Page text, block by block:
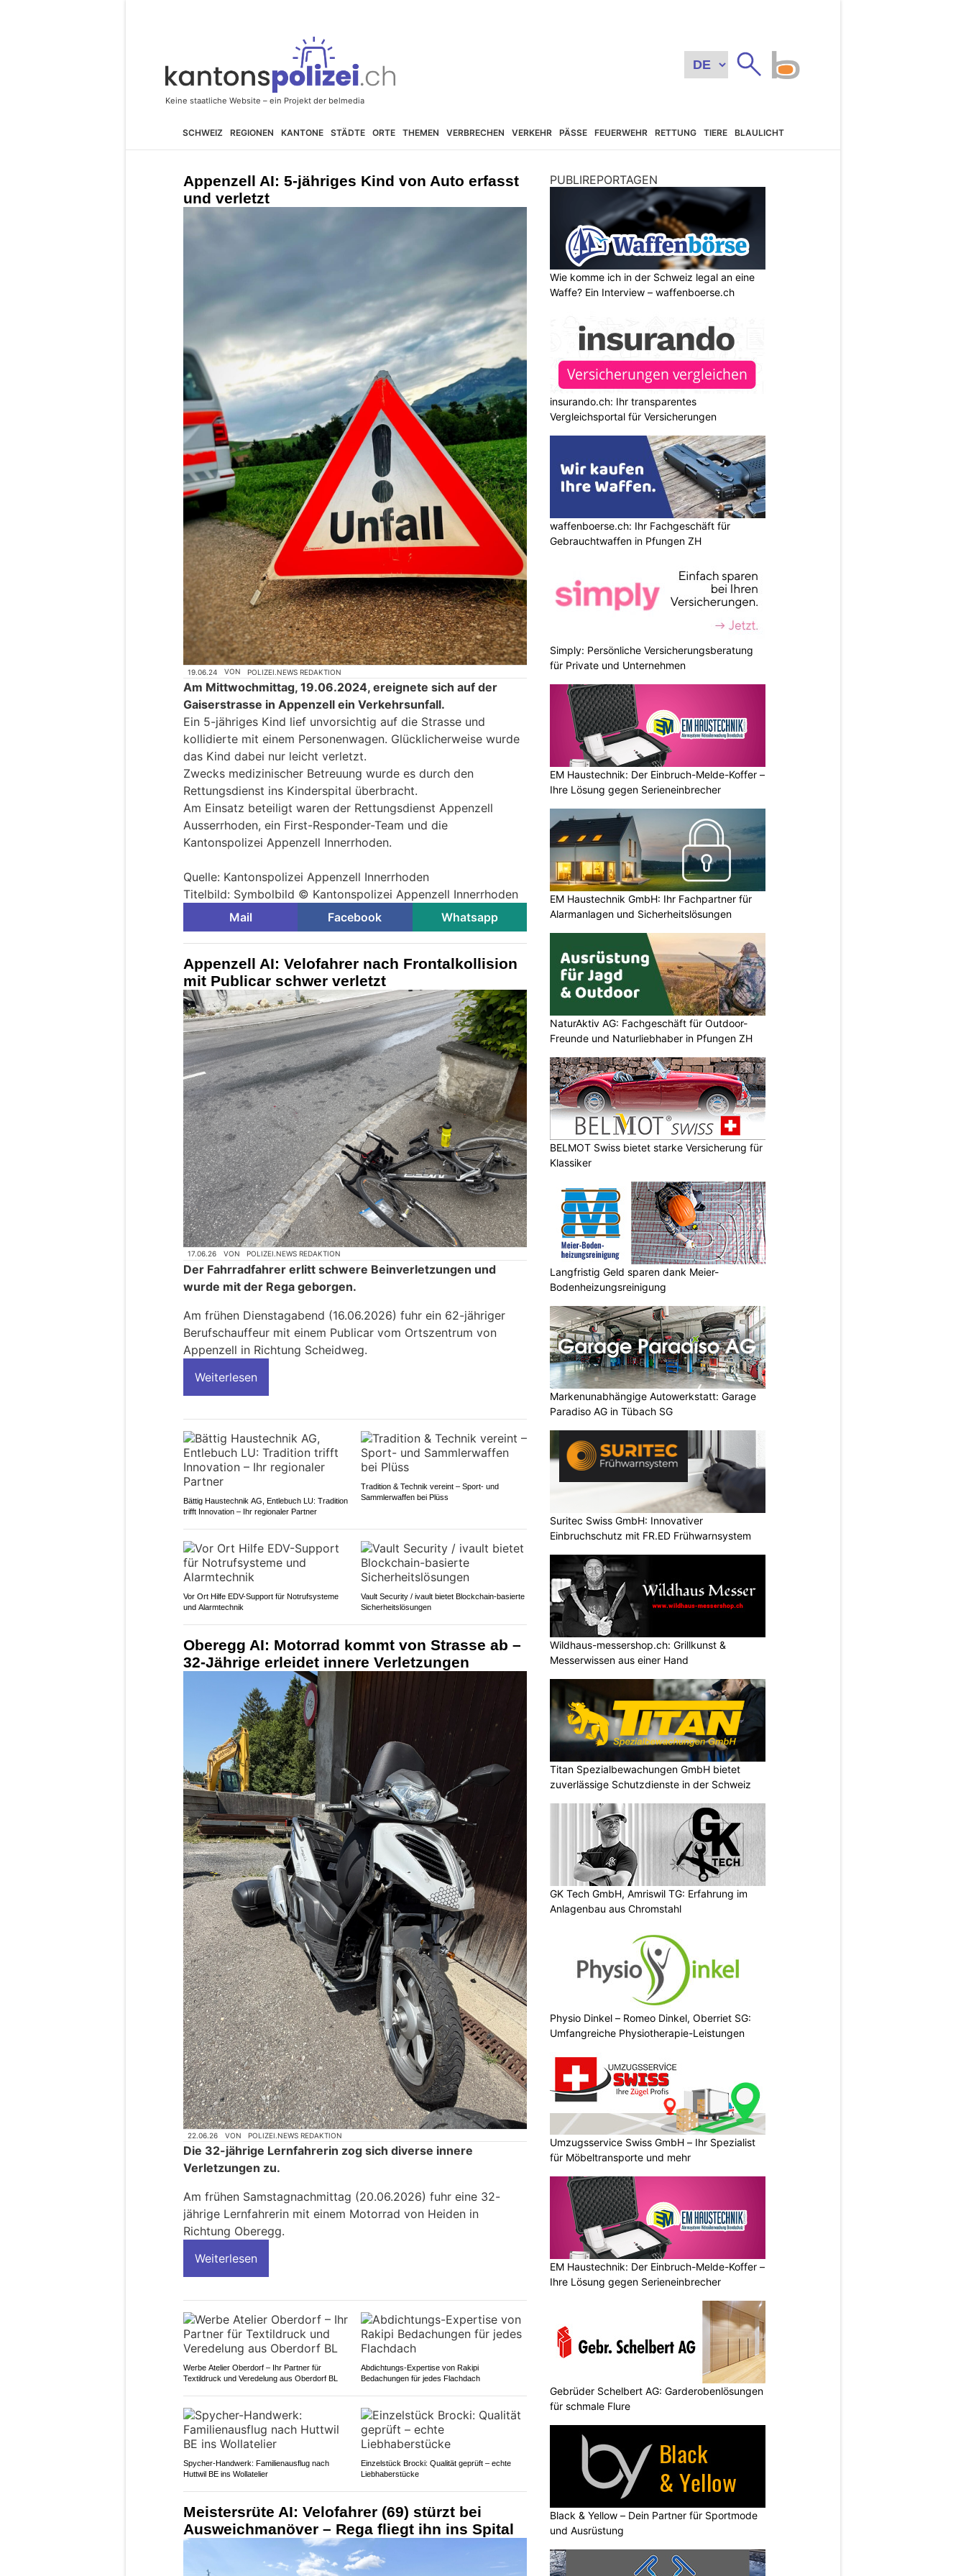
SCHWEIZ REGIONEN KANTONE STÄDTE ORTE THEMEN VERBRECHEN VERKEHR PÄSSE FEUERWEHR RETTUNG TIERE BLAULICHT
Appenzell AI: 5-jähriges Kind von Auto erfasst
und verletzt
19.06.24 VON POLIZEI.NEWS REDAKTION
Am Mittwochmittag, 19.06.2024, ereignete sich auf der
Gaiserstrasse in Appenzell ein Verkehrsunfall.
Ein 5-jähriges Kind lief unvorsichtig auf die Strasse und
kollidierte mit einem Personenwagen. Glücklicherweise wurde
das Kind dabei nur leicht verletzt.
Zwecks medizinischer Betreuung wurde es durch den
Rettungsdienst ins Kinderspital überbracht.
Am Einsatz beteiligt waren der Rettungsdienst Appenzell
Ausserrhoden, ein First-Responder-Team und die
Kantonspolizei Appenzell Innerrhoden.
Quelle: Kantonspolizei Appenzell Innerrhoden
Titelbild: Symbolbild © Kantonspolizei Appenzell Innerrhoden
Mail
Facebook Whatsapp
Appenzell AI: Velofahrer nach Frontalkollision
mit Publicar schwer verletzt
17.06.26 VON POLIZEI.NEWS REDAKTION
Der Fahrradfahrer erlitt schwere Beinverletzungen und
wurde mit der Rega geborgen.
Am frühen Dienstagabend (16.06.2026) fuhr ein 62-jähriger
Berufschauffeur mit einem Publicar vom Ortszentrum von
Appenzell in Richtung Scheidweg.
Weiterlesen
Bättig Haustechnik AG, Entlebuch LU: Tradition
trifft Innovation – Ihr regionaler Partner
Tradition & Technik vereint – Sport- und
Sammlerwaffen bei Plüss
Vor Ort Hilfe EDV-Support für Notrufsysteme
und Alarmtechnik
Vault Security / ivault bietet Blockchain-basierte
Sicherheitslösungen
Oberegg AI: Motorrad kommt von Strasse ab –
32-Jährige erleidet innere Verletzungen
22.06.26 VON POLIZEI.NEWS REDAKTION
Die 32-jährige Lernfahrerin zog sich diverse innere
Verletzungen zu.
Am frühen Samstagnachmittag (20.06.2026) fuhr eine 32-
jährige Lernfahrerin mit einem Motorrad von Heiden in
Richtung Oberegg.
Weiterlesen
Werbe Atelier Oberdorf – Ihr Partner für
Textildruck und Veredelung aus Oberdorf BL
Abdichtungs-Expertise von Rakipi
Bedachungen für jedes Flachdach
Spycher-Handwerk: Familienausflug nach
Huttwil BE ins Wollatelier
Einzelstück Brocki: Qualität geprüft – echte
Liebhaberstücke
Meistersrüte AI: Velofahrer (69) stürzt bei
Ausweichmanöver – Rega fliegt ihn ins Spital
PUBLIREPORTAGEN
Wie komme ich in der Schweiz legal an eine
Waffe? Ein Interview – waffenboerse.ch
insurando.ch: Ihr transparentes
Vergleichsportal für Versicherungen
waffenboerse.ch: Ihr Fachgeschäft für
Gebrauchtwaffen in Pfungen ZH
Simply: Persönliche Versicherungsberatung
für Private und Unternehmen
EM Haustechnik: Der Einbruch-Melde-Koffer –
Ihre Lösung gegen Serieneinbrecher
EM Haustechnik GmbH: Ihr Fachpartner für
Alarmanlagen und Sicherheitslösungen
NaturAktiv AG: Fachgeschäft für Outdoor-
Freunde und Naturliebhaber in Pfungen ZH
BELMOT Swiss bietet starke Versicherung für
Klassiker
Langfristig Geld sparen dank Meier-
Bodenheizungsreinigung
Markenunabhängige Autowerkstatt: Garage
Paradiso AG in Tübach SG
Suritec Swiss GmbH: Innovativer
Einbruchschutz mit FR.ED Frühwarnsystem
Wildhaus-messershop.ch: Grillkunst &
Messerwissen aus einer Hand
Titan Spezialbewachungen GmbH bietet
zuverlässige Schutzdienste in der Schweiz
GK Tech GmbH, Amriswil TG: Erfahrung im
Anlagenbau aus Chromstahl
Physio Dinkel – Romeo Dinkel, Oberriet SG:
Umfangreiche Physiotherapie-Leistungen
Umzugsservice Swiss GmbH – Ihr Spezialist
für Möbeltransporte und mehr
EM Haustechnik: Der Einbruch-Melde-Koffer –
Ihre Lösung gegen Serieneinbrecher
Gebrüder Schelbert AG: Garderobenlösungen
für schmale Flure
Black & Yellow – Dein Partner für Sportmode
und Ausrüstung